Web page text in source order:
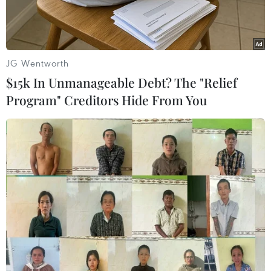
Bộ đội Biên phòng Quảng Bình cùng người dân khắc phục sự cố
sạt lở mở đường vào 3 bản đồng bào Rục. (Ảnh: TTXVN phát)
Ngày 21/10, sau khi lũ rút, Bộ đội Biên phòng
Quảng Bình đã phối hợp với người dân địa
phương tổ chức khắc phục sự cố sạt lở đoạn
đường vào 3 bản đồng bào Rục (xã Thượng Hóa,
JG Wentworth
$15k In Unmanageable Debt? The "Relief
Program" Creditors Hide From You